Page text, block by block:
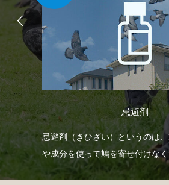
忌避剤
忌避剤（きひざい）というのは
や成分を使って鳩を寄せ付けなく
で、様々なタイプのものがありま